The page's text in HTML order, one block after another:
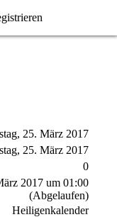
25. März 2017
25. März 2017
0
2017 um 01:00
(Abgelaufen)
Heiligenkalender